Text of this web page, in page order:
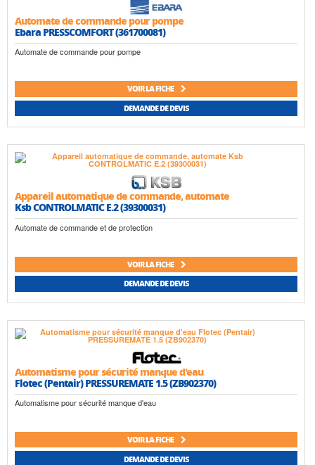
Automate de commande pour pompe
Ebara PRESSCOMFORT (361700081)
Automate de commande pour pompe
VOIR LA FICHE
DEMANDE DE DEVIS
Appareil automatique de commande, automate
Ksb CONTROLMATIC E.2 (39300031)
Automate de commande et de protection
VOIR LA FICHE
DEMANDE DE DEVIS
Automatisme pour sécurité manque d'eau
Flotec (Pentair) PRESSUREMATE 1.5 (ZB902370)
Automatisme pour sécurité manque d'eau
VOIR LA FICHE
DEMANDE DE DEVIS